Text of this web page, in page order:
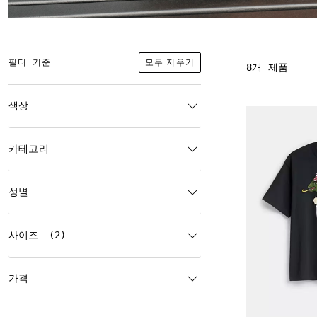
필터 기준 모두 지우기
색상
카테고리
성별
사이즈 (2)
가격
8개 제품